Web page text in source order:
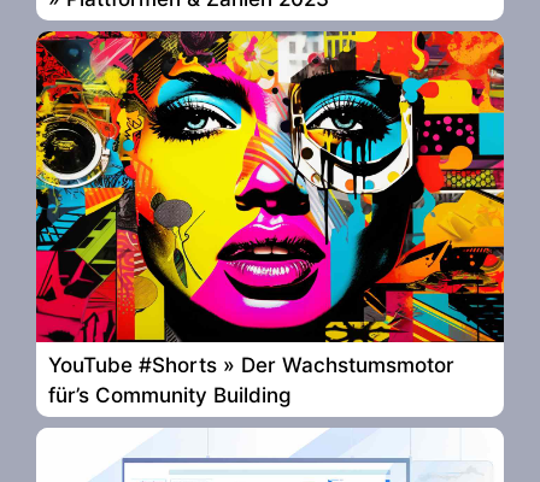
YouTube #Shorts » Der Wachstumsmotor
für’s Community Building